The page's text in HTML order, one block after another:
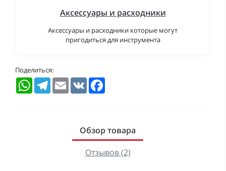
Аксессуары и расходники
Аксессуары и расходники которые могут
пригодиться для инструмента
Поделиться:
WhatsAppTelegramEmail VK
Обзор товара
Отзывов (2)